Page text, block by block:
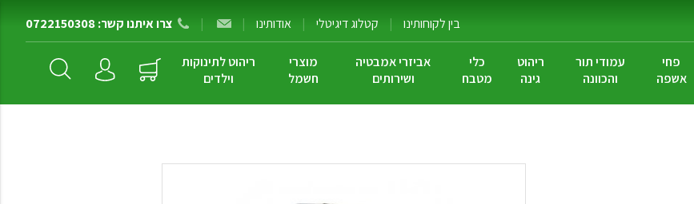
בין לקוחותינו | קטלוג דיגיטלי | אודותינו |
| צרו איתנו קשר: 0722150308
פחי
אשפה
עמודי תור
והכוונה
ריהוט
גינה
כלי
מטבח
אביזרי אמבטיה
ושירותים
מוצרי
חשמל
ריהוט לתינוקות
וילדים